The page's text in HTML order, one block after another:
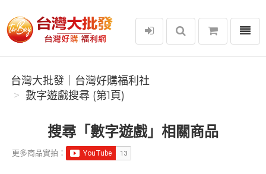
台灣大批發｜台灣好購福利社
選單
台灣大批發｜台灣好購福利社
數字遊戲搜尋 (第1頁)
搜尋「數字遊戲」相關商品
更多商品實拍：